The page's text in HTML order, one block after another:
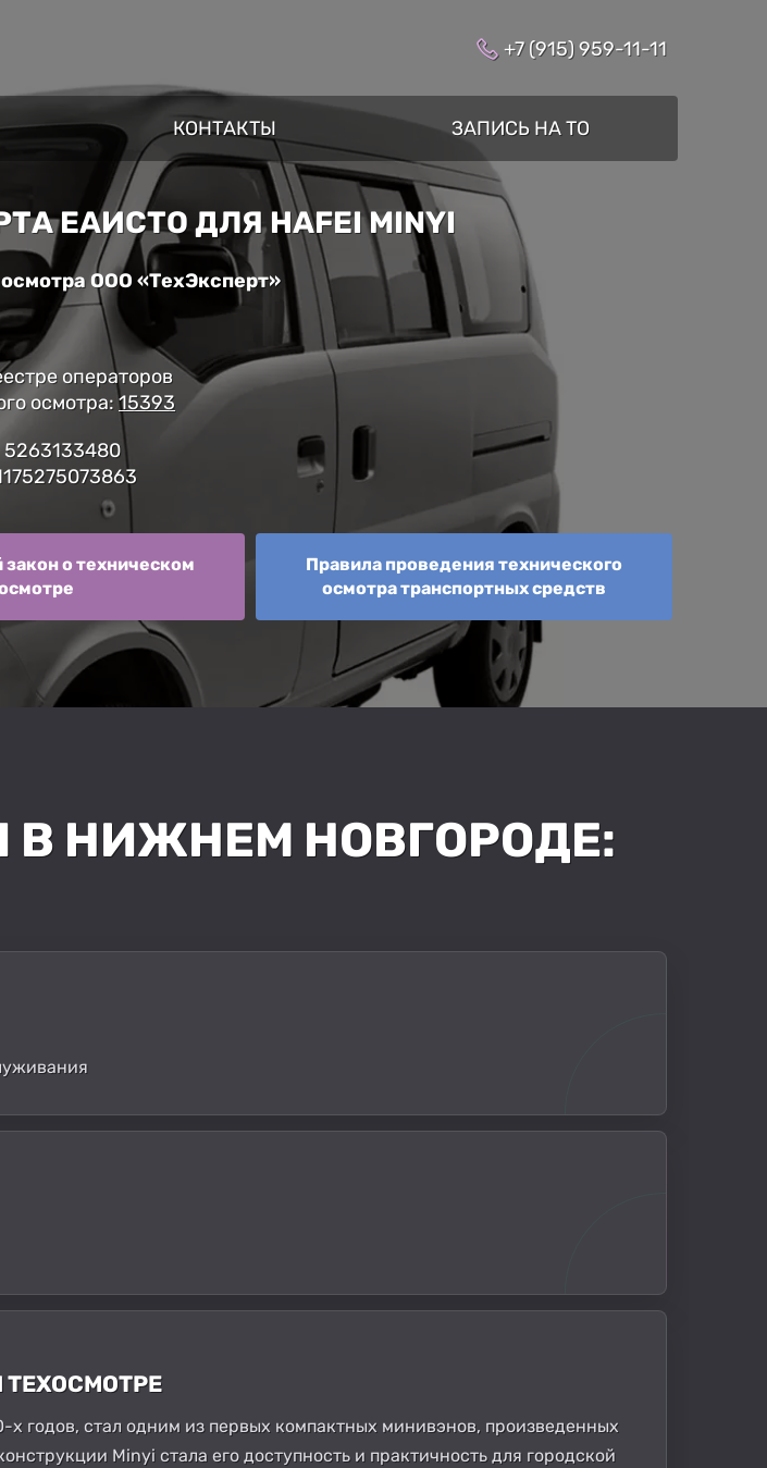
+7 (915) 959-11-11
КОНТАКТЫ ЗАПИСЬ НА ТО
ЕАИСТО ДЛЯ HAFEI MINYI
ООО «ТехЭксперт»
операторов
осмотра:15393
о техническом
Правила проведения технического
осмотра транспортных средств
В НИЖНЕМ НОВГОРОДЕ:
годов, стал одним из первых компактных минивэнов, произведенных
Minyi стала его доступность и практичность для городской